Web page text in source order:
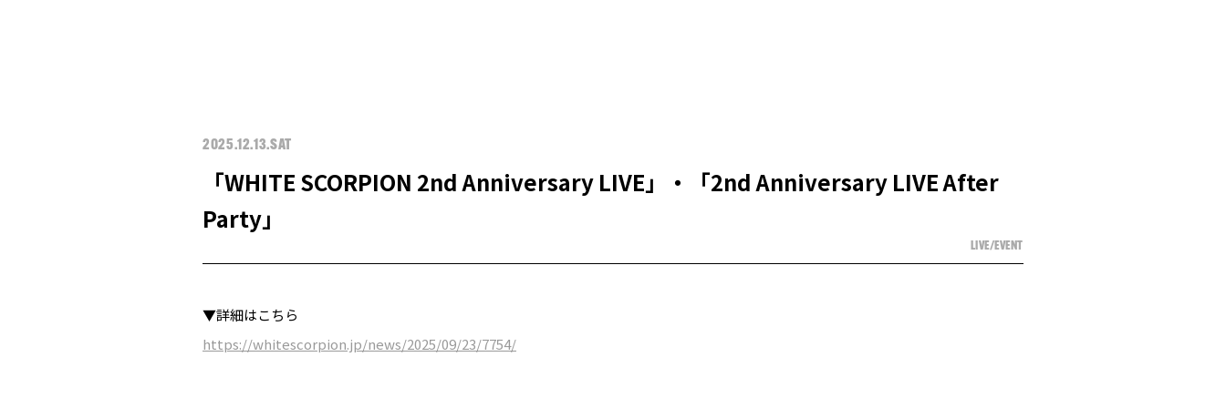
2025.12.13.SAT
「WHITE SCORPION 2nd Anniversary LIVE」・「2nd Anniversary LIVE After
Party」
LIVE/EVENT
▼詳細はこちら
https://whitescorpion.jp/news/2025/09/23/7754/